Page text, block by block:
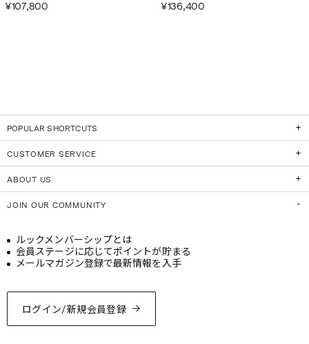
¥107,800
¥136,400
POPULAR SHORTCUTS
CUSTOMER SERVICE
ABOUT US
JOIN OUR COMMUNITY
ログイン/新規会員登録
ルックメンバーシップとは
会員ステージに応じてポイントが貯まる
メールマガジン登録で最新情報を入手